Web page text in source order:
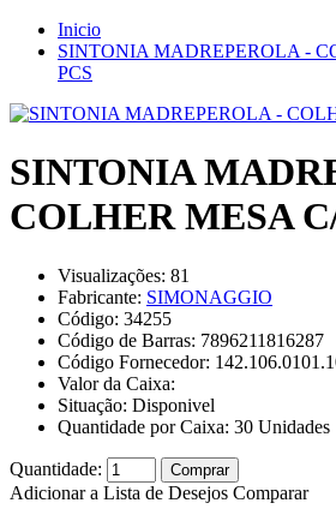
Inicio
SINTONIA MADREPEROLA -
PCS
SINTONIA
COLHER MESA
Visualizações: 81
Fabricante: SIMONAGGIO
Código: 34255
Código de Barras: 7896211816287
Código Fornecedor:
Valor da Caixa:
Situação: Disponivel
Quantidade por Caixa: 30 Unidades
Quantidade: Comprar
Adicionar a Lista de Desejos Comparar